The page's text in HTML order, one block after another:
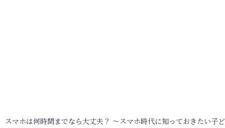
スマホは何時間までなら大丈夫？ ～スマホ時代に知っておきたい子